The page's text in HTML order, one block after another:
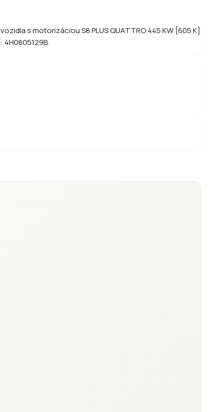
s motorizáciou S8 PLUS QUATTRO 445 KW [605 K]